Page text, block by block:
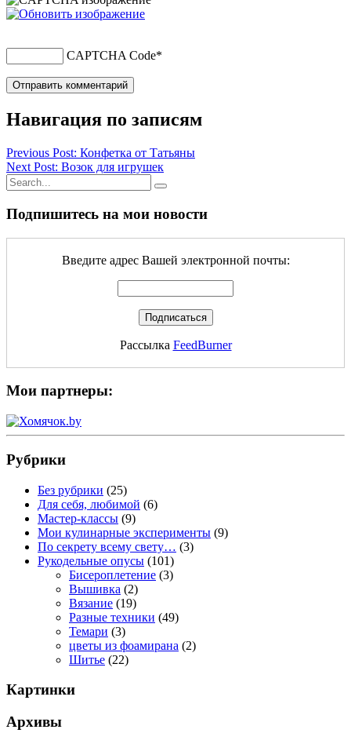
CAPTCHA Code*
Навигация по записям
Previous Post: Конфетка от Татьяны
Next Post: Возок для игрушек
Подпишитесь на мои новости
Введите адрес Вашей электронной почты:
Рассылка FeedBurner
Мои партнеры:
Рубрики
Без рубрики (25)
Для себя, любимой (6)
Мастер-классы (9)
Мои кулинарные эксперименты (9)
По секрету всему свету… (3)
Рукодельные опусы (101)
Бисероплетение (3)
Вышивка (2)
Вязание (19)
Разные техники (49)
Темари (3)
цветы из фоамирана (2)
Шитье (22)
Картинки
Архивы